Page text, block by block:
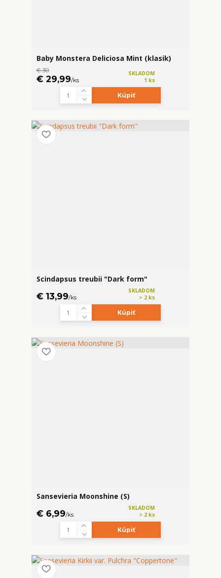
Baby Monstera Deliciosa Mint (klasik)
€ 30
€ 29,99/ks
SKLADOM
1 ks
Kúpiť
Scindapsus treubii "Dark form"
€ 13,99/ks
SKLADOM
> 2 ks
Kúpiť
Sansevieria Moonshine (S)
€ 6,99/ks
SKLADOM
> 2 ks
Kúpiť